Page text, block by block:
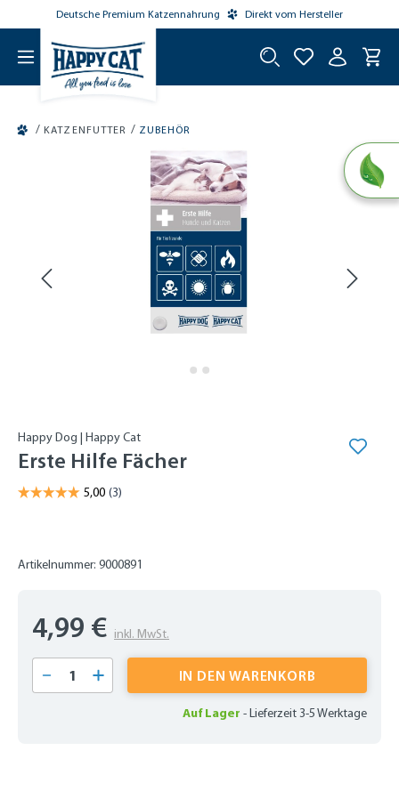
springen
Deutsche Premium Katzennahrung Direkt vom Hersteller
/ KATZENFUTTER / ZUBEHÖR
Happy Dog | Happy Cat
Erste Hilfe Fächer
Artikelnummer: 9000891
4,99 € inkl. MwSt.
Produkt Anzahl: Gib den gewünschten
IN DEN WARENKORB
Auf Lager -Lieferzeit 3-5 Werktage